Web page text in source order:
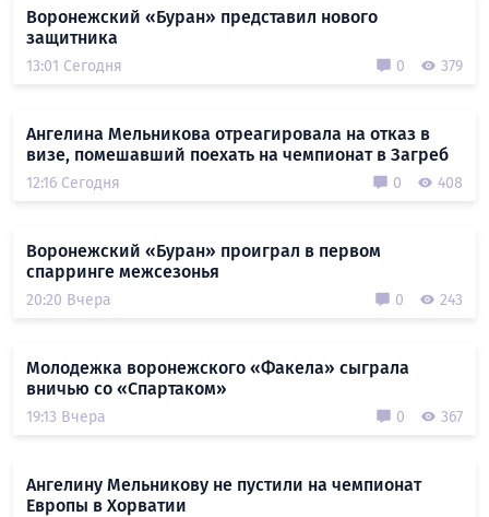
Воронежский «Буран» представил нового
защитника
13:01 Сегодня 0 379
Ангелина Мельникова отреагировала на отказ в
визе, помешавший поехать на чемпионат в Загреб
12:16 Сегодня 0 408
Воронежский «Буран» проиграл в первом
спарринге межсезонья
20:20 Вчера 0 243
Молодежка воронежского «Факела» сыграла
вничью со «Спартаком»
19:13 Вчера 0 367
Ангелину Мельникову не пустили на чемпионат
Европы в Хорватии